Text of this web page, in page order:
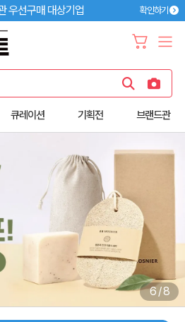
우선구매 대상기업 확인하기
큐레이션 기획전 브랜드관
6/8